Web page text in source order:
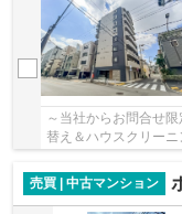
～当社からお問合せ
替え＆ハウスクリー
2014年の築浅マンシ
売買 | 中古マンション